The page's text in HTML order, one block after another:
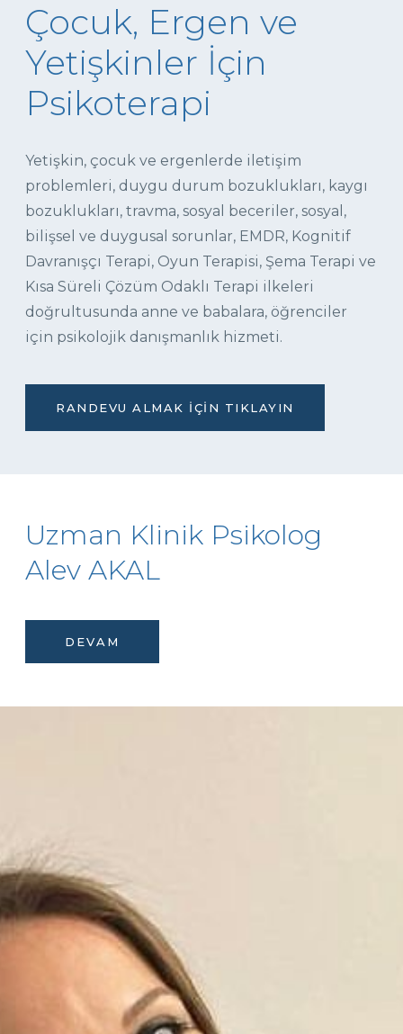
Çocuk, Ergen ve
Yetişkinler İçin
Psikoterapi
Yetişkin, çocuk ve ergenlerde iletişim
problemleri, duygu durum bozuklukları, kaygı
bozuklukları, travma, sosyal beceriler, sosyal,
bilişsel ve duygusal sorunlar, EMDR, Kognitif
Davranışçı Terapi, Oyun Terapisi, Şema Terapi ve
Kısa Süreli Çözüm Odaklı Terapi ilkeleri
doğrultusunda anne ve babalara, öğrenciler
için psikolojik danışmanlık hizmeti.
RANDEVU ALMAK İÇIN TIKLAYIN
Uzman Klinik Psikolog
Alev AKAL
DEVAM